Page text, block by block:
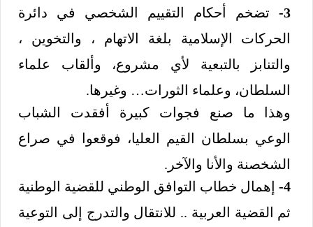
3- تضخم أحكام التقييم الشخصي في دائرة
الحركات الإسلامية بلغة الاتهام ، والتخوين ،
والتنابز بالتبعية لأي مشروع، وألقاب علماء
السلطان، وعلماء الثورات… وغيرها.
وهذا ما صنع فجوات كبيرة أفقدت الشباب
الوعي بسلطان القيم العليا، فوقعوا في صراع
الشخصنة والأنا والآخر.
4- إهمال خطاب التوافق الوطني للقضية الوطنية
ثم القضية العربية .. للانتقال والتدرج إلى التوعية